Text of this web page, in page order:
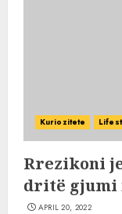
Kuriozitete
Rrezikoni
dritë gjumi
APRIL 20, 2022